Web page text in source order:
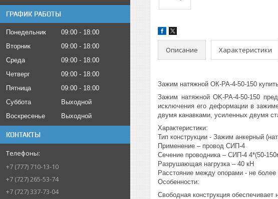
ГРАФИК РАБОТЫ
Понедельник 09:00
18:00
Вторник
09:00
18:00
Среда
09:00
18:00
Четверг
09:00
18:00
Пятница
09:00
18:00
Суббота
Выходной
Воскресенье
Выходной
КОНТАКТЫ
+7 (777) 710-13-10
+7 (727) 265-53-74
+7 (727) 337-73-04
Описание Характеристики
Зажим натяжной ОК-РА-4-50-150
Зажим натяжной OK-PA-4-50-150
исключения его деформации в
двумя канавками, усиленных двумя
Характеристики:
Тип конструкции - Зажим анкерный
Применение – провод СИП-4
Сечение проводника – СИП-4 4*(50-
Разрушающая нагрузка – 40 кН
Расстояние между опорами - не более
Особенности:
Свободная конструкция